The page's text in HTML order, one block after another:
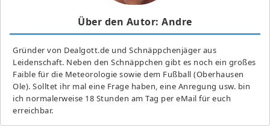
Über den Autor: Andre
Gründer von Dealgott.de und Schnäppchenjäger aus
Leidenschaft. Neben den Schnäppchen gibt es noch ein großes
Fai­ble für die Meteorologie sowie dem Fußball (Oberhausen
Ole). Solltet ihr mal eine Frage haben, eine Anregung usw. bin
ich normalerweise 18 Stunden am Tag per eMail für euch
erreichbar.